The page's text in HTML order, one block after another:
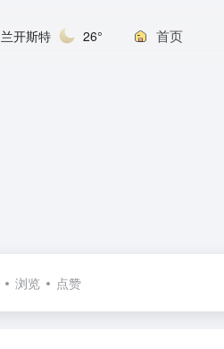
兰开斯特 26° 首页
浏览 点赞